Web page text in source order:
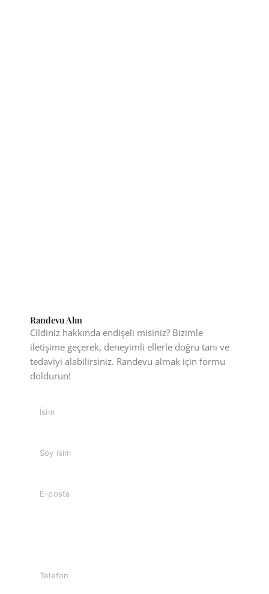
Randevu Alın
Cildiniz hakkında endişeli misiniz? Bizimle
iletişime geçerek, deneyimli ellerle doğru tanı ve
tedaviyi alabilirsiniz. Randevu almak için formu
doldurun!